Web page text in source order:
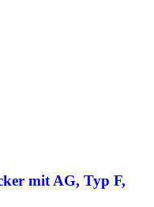
mit AG, Typ F,